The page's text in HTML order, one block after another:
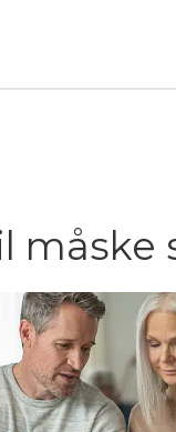
måske